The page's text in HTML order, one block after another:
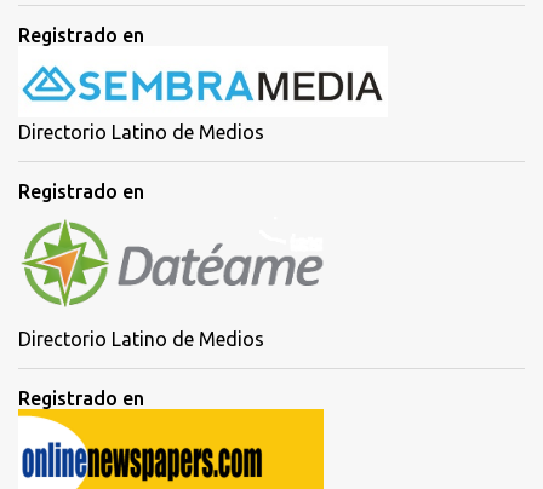
Registrado en
Directorio Latino de Medios
Registrado en
Directorio Latino de Medios
Registrado en